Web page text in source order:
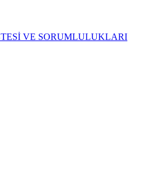
VE SORUMLULUKLARI